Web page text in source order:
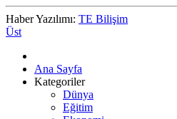
Haber Yazılımı: TE Bilişim
Üst
Ana Sayfa
Kategoriler
Dünya
Eğitim